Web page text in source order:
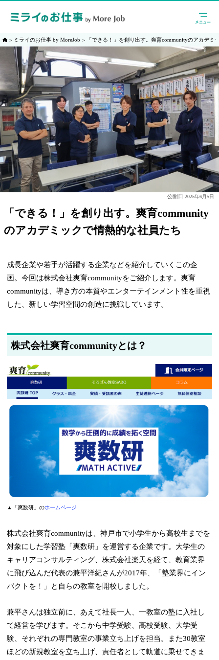
ミライのお仕事 by MoreJob 「できる！」を創り出す。爽育communityのアカデミ
公開日:2025年6月5日
「できる！」を創り出す。爽育community
のアカデミックで情熱的な社員たち
成長企業や若手が活躍する企業などを紹介していくこの企
画。今回は株式会社爽育communityをご紹介します。爽育
communityは、導き方の本質やエンターテインメント性を重視
した、新しい学習空間の創造に挑戦しています。
株式会社爽育communityとは？
▲「爽数研」のホームページ
株式会社爽育communityは、神戸市で小学生から高校生までを
対象にした学習塾「爽数研」を運営する企業です。大学生の
キャリアコンサルティング、株式会社楽天を経て、教育業界
に飛び込んだ代表の兼平洋紀さんが2017年、「塾業界にイン
パクトを！」と自らの教室を開校しました。
兼平さんは独立前に、あえて社長一人、一教室の塾に入社し
て経営を学びます。そこから中学受験、高校受験、大学受
験、それぞれの専門教室の事業立ち上げを担当。また30教室
ほどの新規教室を立ち上げ、責任者として軌道に乗せてきま